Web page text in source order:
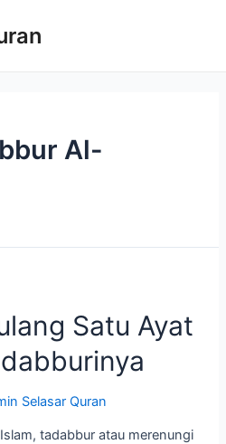
Al-
Satu Ayat
Selasar Quran
tadabbur atau merenungi